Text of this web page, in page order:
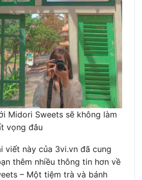
Midori Sweets sẽ không làm
vọng đâu
viết này của 3vi.vn đã cung
thêm nhiều thông tin hơn về
– Một tiệm trà và bánh